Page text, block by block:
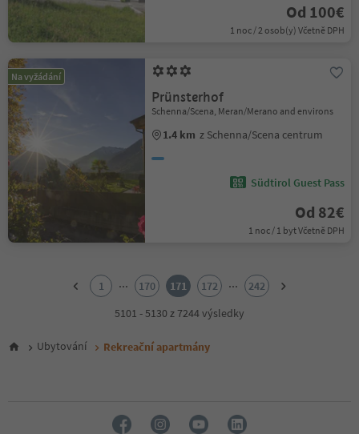
Od 100€
1 noc / 2 osob(y) Včetně DPH
Na vyžádání
Prünsterhof
Schenna/Scena, Meran/Merano and environs
1.4 km z Schenna/Scena centrum
Südtirol Guest Pass
Od 82€
1 noc / 1 byt Včetně DPH
6
1 ... 170 171 172 ...
242
5101 - 5130 z 7244 výsledky
Ubytování Rekreační apartmány